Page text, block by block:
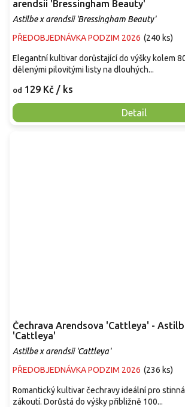
arendsii 'Bressingham Beauty'
Astilbe x arendsii 'Bressingham Beauty'
PŘEDOBJEDNÁVKA PODZIM 2026 (240 ks)
od 129 Kč / ks
Detail
Elegantní kultivar dorůstající do výšky kolem
dělenými pilovitými listy na dlouhých...
Čechrava Arendsova 'Cattleya' -
'Cattleya'
Astilbe x arendsii 'Cattleya'
PŘEDOBJEDNÁVKA PODZIM 2026 (236 ks)
Romantický kultivar čechravy ideální pro
zákoutí. Dorůstá do výšky přibližně 100...